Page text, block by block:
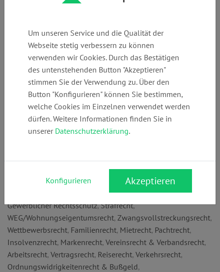
Telefon:
+49 (0)
201776670
E-Mail:
kanzlei@raekro
heck.de
Webseite:
www.raekroheck
.de
Rechtsgebiete:
Sozialversicherungsrecht,
Gewerblicher Rechtsschutz,Strafrecht,
WEG/Wohnungseigentumsrecht, Zwangsvollstreckungsrecht,
Wettbewerbsrecht, Familienrecht, Mietrecht, Pachtrecht,
Insolvenzrecht, Markenrecht, Vereinsrecht & Verbandsrecht,
Arbeitsrecht, Vertragsrecht, Reiserecht, Verkehrsrecht,
Ordnungswidrigkeitenrecht & Bußgeld,
Um unseren Service und die Qualität der
Webseite stetig verbessern zu können
verwenden wir Cookies. Durch das Bestätigen
des untenstehenden Button "Akzeptieren"
stimmen Sie der Verwendung zu. Über den
Button "Konfigurieren" können Sie bestimmen,
welche Cookies im Einzelnen verwendet werden
dürfen. Weitere Informationen finden Sie in
unserer Datenschutzerklärung.
Konfigurieren Akzeptieren